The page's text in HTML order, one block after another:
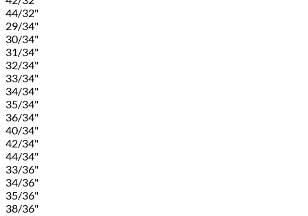
44/32"
29/34"
30/34"
31/34"
32/34"
33/34"
34/34"
35/34"
36/34"
40/34"
42/34"
44/34"
33/36"
34/36"
35/36"
38/36"